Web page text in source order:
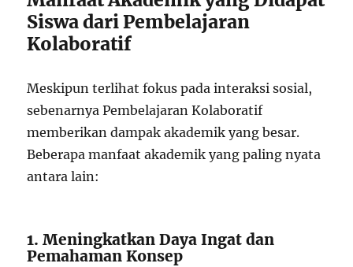
Siswa dari Pembelajaran
Kolaboratif
Meskipun terlihat fokus pada interaksi sosial,
sebenarnya Pembelajaran Kolaboratif
memberikan dampak akademik yang besar.
Beberapa manfaat akademik yang paling nyata
antara lain:
1. Meningkatkan Daya Ingat dan
Pemahaman Konsep